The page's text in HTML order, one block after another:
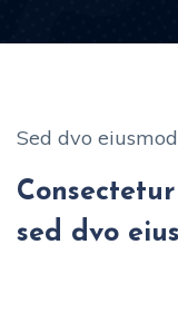
Sed dvo
sed dvo